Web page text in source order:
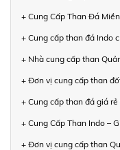
+ Cung Cấp Than Đá
+ Cung cấp than đá Indo
+ Nhà cung cấp than
+ Đơn vị cung cấp than
+ Cung cấp than đá giá
+ Cung Cấp Than Indo –
+ Đơn vị cung cấp than